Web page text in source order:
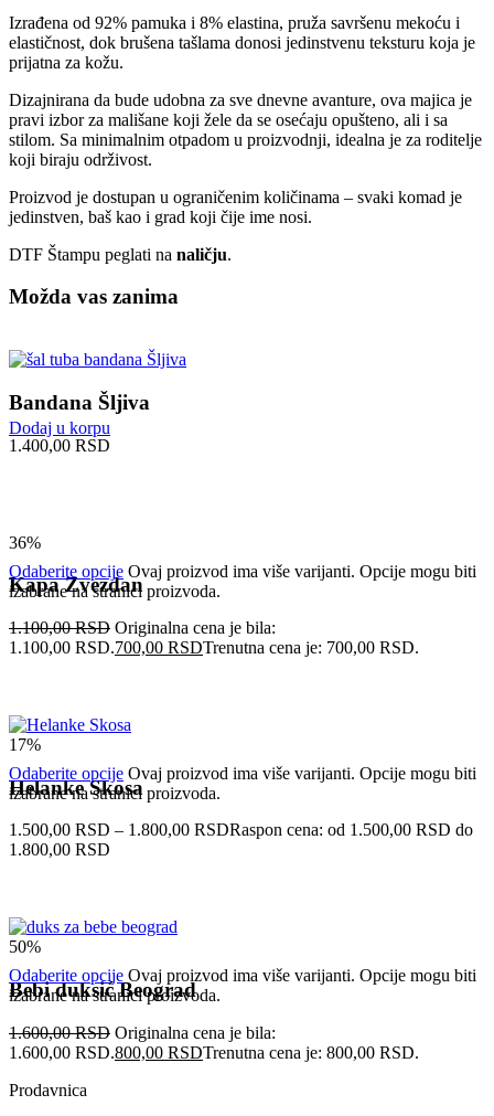
Izrađena od 92% pamuka i 8% elastina, pruža savršenu mekoću i
elastičnost, dok brušena tašlama donosi jedinstvenu teksturu koja je
prijatna za kožu.
Dizajnirana da bude udobna za sve dnevne avanture, ova majica je
pravi izbor za mališane koji žele da se osećaju opušteno, ali i sa
stilom. Sa minimalnim otpadom u proizvodnji, idealna je za roditelje
koji biraju održivost.
Proizvod je dostupan u ograničenim količinama – svaki komad je
jedinstven, baš kao i grad koji čije ime nosi.
DTF Štampu peglati na naličju.
Možda vas zanima
Dodaj u korpu
Bandana Šljiva
1.400,00 RSD
Odaberite opcije Ovaj proizvod ima više varijanti. Opcije mogu biti
izabrane na stranici proizvoda.
36%
Kapa Zvezdan
1.100,00RSD Originalna cena je bila:
1.100,00 RSD.700,00 RSDTrenutna cena je: 700,00 RSD.
Odaberite opcije Ovaj proizvod ima više varijanti. Opcije mogu biti
izabrane na stranici proizvoda.
17%
Helanke Skosa
1.500,00 RSD – 1.800,00 RSDRaspon cena: od 1.500,00 RSD do
1.800,00 RSD
Odaberite opcije Ovaj proizvod ima više varijanti. Opcije mogu biti
izabrane na stranici proizvoda.
50%
Bebi duksić Beograd
1.600,00RSD Originalna cena je bila:
1.600,00 RSD.800,00 RSDTrenutna cena je: 800,00 RSD.
Prodavnica